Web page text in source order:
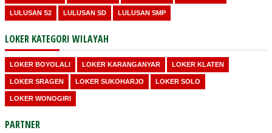
LULUSAN S2 LULUSAN SD LULUSAN SMP
LOKER KATEGORI WILAYAH
LOKER BOYOLALI LOKER KARANGANYAR LOKER KLATEN
LOKER SRAGEN LOKER SUKOHARJO LOKER SOLO
LOKER WONOGIRI
PARTNER